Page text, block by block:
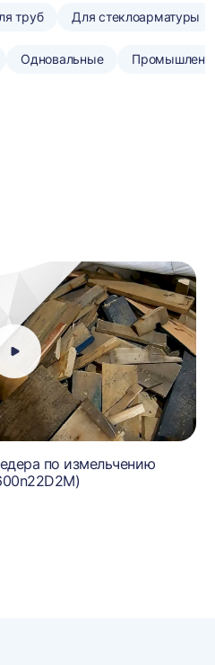
труб Для стеклоарматуры
Одновальные
по измельчению